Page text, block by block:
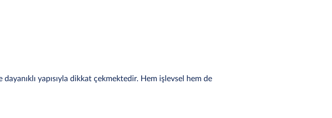
yapısıyla dikkat çekmektedir. Hem işlevsel hem de